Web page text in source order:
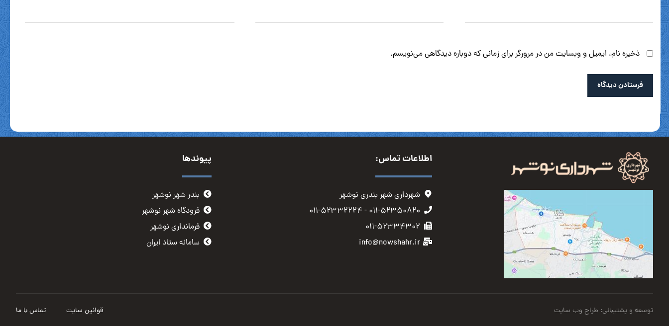
ذخیره نام، ایمیل و وبسایت من در مرورگر برای زمانی که دوباره دیدگاهی می‌نویسم.
فرستادن دیدگاه
اطلاعات تماس:
شهرداری شهر بندری نوشهر
۰۱۱-۵۲۳۵۰۸۲۰ - ۰۱۱-۵۲۳۳۲۲۲۴
۰۱۱-۵۲۳۳۴۳۰۲
info@nowshahr.ir
پیوندها
بندر شهر نوشهر
فرودگاه شهر نوشهر
فرمانداری نوشهر
سامانه ستاد ایران
توسعه و پشتیبانی: طراح وب سایت تماس با ما قوانین سایت